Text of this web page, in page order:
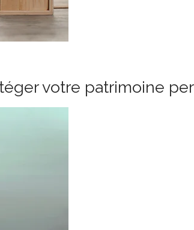
votre patrimoine